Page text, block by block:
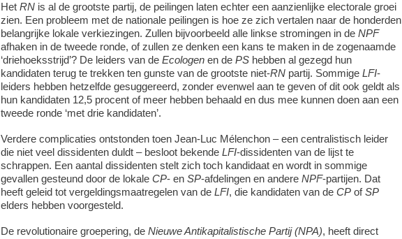
Het RNis al de grootste partij, de peilingen laten echter een aanzienlijke electorale groei
zien. Een probleem met de nationale peilingen is hoe ze zich vertalen naar de honderden
belangrijke lokale verkiezingen. Zullen bijvoorbeeld alle linkse stromingen in de NPF
afhaken in de tweede ronde, of zullen ze denken een kans te maken in de zogenaamde
‘driehoeksstrijd’? De leiders van de Ecologenen de PShebben al gezegd hun
kandidaten terug te trekken ten gunste van de grootste niet-RNpartij. Sommige LFI-
leiders hebben hetzelfde gesuggereerd, zonder evenwel aan te geven of dit ook geldt als
hun kandidaten 12,5 procent of meer hebben behaald en dus mee kunnen doen aan een
tweede ronde ‘met drie kandidaten’.
Verdere complicaties ontstonden toen Jean-Luc Mélenchon – een centralistisch leider
die niet veel dissidenten duldt – besloot bekende LFI-dissidenten van de lijst te
schrappen. Een aantal dissidenten stelt zich toch kandidaat en wordt in sommige
gevallen gesteund door de lokale CP- en SP-afdelingen en andere NPF-partijen. Dat
heeft geleid tot vergeldingsmaatregelen van de LFI, die kandidaten van de CPofSP
elders hebben voorgesteld.
De revolutionaire groepering, de Nieuwe Antikapitalistische Partij (NPA), heeft direct